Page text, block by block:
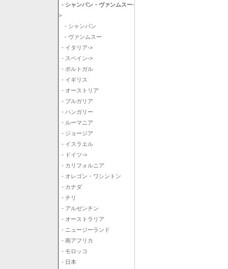
- シャンパン・ヴァンムスー-
>
- シャンパン
- ヴァンムスー
- イタリア->
- スペイン->
- ポルトガル
- イギリス
- オーストリア
- ブルガリア
- ハンガリー
- ルーマニア
- ジョージア
- イスラエル
- ドイツ->
- カリフォルニア
- オレゴン・ワシントン
- カナダ
- チリ
- アルゼンチン
- オーストラリア
- ニュージーランド
- 南アフリカ
- モロッコ
- 日本